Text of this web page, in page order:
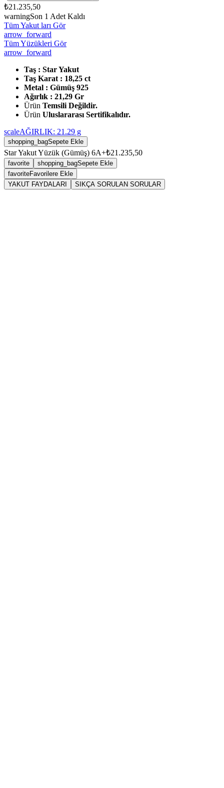
₺21.235,50
warningSon 1 Adet Kaldı
Tüm Yakut ları Gör
arrow_forward
Tüm Yüzükleri Gör
arrow_forward
Taş : Star Yakut
Taş Karat : 18,25 ct
Metal : Gümüş 925
Ağırlık : 21,29 Gr
Ürün Temsili Değildir.
Ürün Uluslararası Sertifikalıdır.
scaleAĞIRLIK: 21.29 g
shopping_bagSepete Ekle
Star Yakut Yüzük (Gümüş) 6A+₺21.235,50
favorite shopping_bagSepete Ekle
favoriteFavorilere Ekle
YAKUT FAYDALARI
SIKÇA SORULAN SORULAR